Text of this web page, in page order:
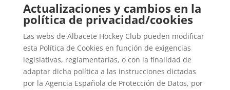
Actualizaciones y cambios en la
política de privacidad/cookies
Las webs de Albacete Hockey Club pueden modificar
esta Política de Cookies en función de exigencias
legislativas, reglamentarias, o con la finalidad de
adaptar dicha política a las instrucciones dictadas
por la Agencia Española de Protección de Datos, por